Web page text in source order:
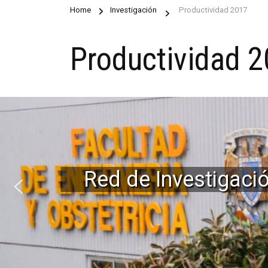
Home Investigación Productividad 2017
Productividad